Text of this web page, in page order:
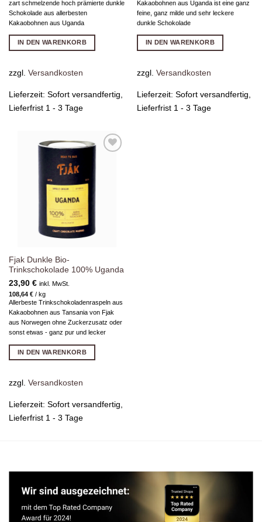
zart schmelzende hoch prämierte dunkle
Schokolade aus allerbesten
Kakaobohnen aus Uganda
IN DEN WARENKORB
zzgl. Versandkosten
Lieferzeit: Sofort versandfertig,
Lieferfrist 1 - 3 Tage
Kakaobohnen aus Uganda ist eine ganz
feine, ganz milde und sehr leckere
dunkle Schokolade
IN DEN WARENKORB
zzgl. Versandkosten
Lieferzeit: Sofort versandfertig,
Lieferfrist 1 - 3 Tage
Fjak Dunkle Bio-
Trinkschokolade 100% Uganda
23,90 € inkl. MwSt.
108,64 €/ kg
Allerbeste Trinkschokoladenraspeln aus
Kakaobohnen aus Tansania von Fjak
aus Norwegen ohne Zuckerzusatz oder
sonst etwas - ganz pur und lecker
IN DEN WARENKORB
zzgl. Versandkosten
Lieferzeit: Sofort versandfertig,
Lieferfrist 1 - 3 Tage